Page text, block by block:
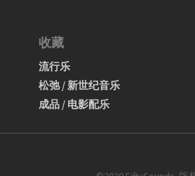
收藏
流行乐
松弛 / 新世纪音乐
成品 / 电影配乐